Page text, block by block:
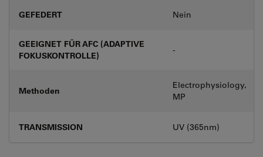
GEFEDERT Nein
GEEIGNET FÜR AFC (ADAPTIVE
FOKUSKONTROLLE)
-
Methoden
Electrophysiology,
MP
TRANSMISSION UV (365nm)